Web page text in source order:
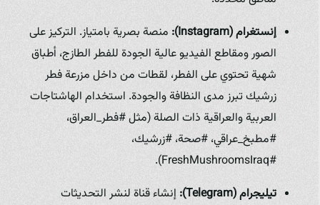
إنستغرام (Instagram):
منصة بصرية بامتياز. التركيز على
الصور ومقاطع الفيديو عالية الجودة للفطر الطازج، أطباق
شهية تحتوي على الفطر، لقطات من داخل مزرعة فطر
زرشيك تبرز مدى النظافة والجودة. استخدام الهاشتاجات
العربية والعراقية ذات الصلة (مثل #فطر_العراق،
#مطبخ_عراقي، #صحة، #زرشيك،
#FreshMushroomsIraq).
تيليجرام (Telegram):
إنشاء قناة لنشر التحديثات